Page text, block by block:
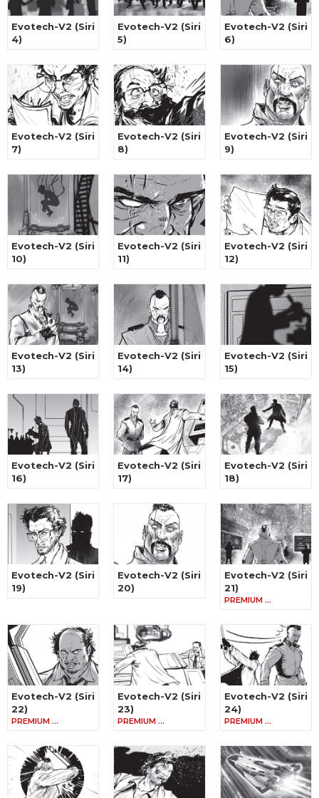
Evotech-V2 (Siri
4)
Evotech-V2 (Siri
5)
Evotech-V2 (Siri
6)
Evotech-V2 (Siri
7)
Evotech-V2 (Siri
8)
Evotech-V2 (Siri
9)
Evotech-V2 (Siri
10)
Evotech-V2 (Siri
11)
Evotech-V2 (Siri
12)
Evotech-V2 (Siri
13)
Evotech-V2 (Siri
14)
Evotech-V2 (Siri
15)
Evotech-V2 (Siri
16)
Evotech-V2 (Siri
17)
Evotech-V2 (Siri
18)
Evotech-V2 (Siri
19)
Evotech-V2 (Siri
20)
Evotech-V2 (Siri
21)
PREMIUM …
Evotech-V2 (Siri
22)
PREMIUM …
Evotech-V2 (Siri
23)
PREMIUM …
Evotech-V2 (Siri
24)
PREMIUM …